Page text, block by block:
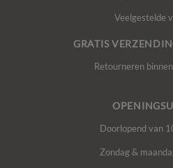
Veelgestelde
GRATIS
Retourneren
Doorlopend van
Zondag &